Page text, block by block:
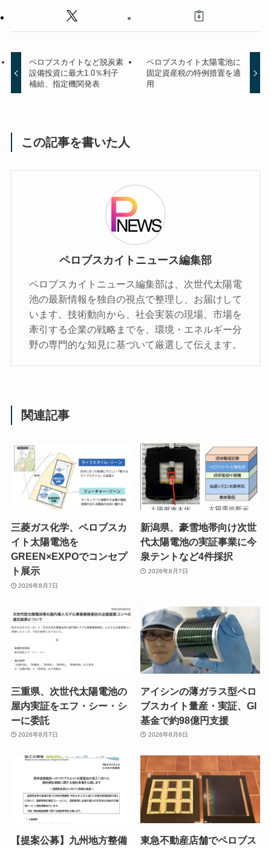
ペロブスカイトなど脱炭素
設備投資に最大1.0％利子
補給、指定機関発表
ペロブスカイト太陽電池に
固定資産税の特例措置を適
用
この記事を書いた人
ペロブスカイトニュース編集部
ペロブスカイトニュース編集部は、次世代太陽電
池の最新情報を独自の視点で整理し、お届けして
います。技術動向から、社会実装の現場、市場を
牽引する企業の戦略までを、環境・エネルギー分
野の専門的な知見に基づいて厳選して伝えます。
関連記事
三菱ガス化学、ペロブスカ
イト太陽電池を
GREEN×EXPOでコンセプ
ト展示
2026年8月7日
新潟県、豪雪地帯向け次世
代太陽電池の実証事業に今
泉テントなど4件採択
2026年8月7日
三重県、次世代太陽電池の
屋内実証をエフ・シー・シ
ーに委託
2026年8月7日
アイシンの薄ガラス型ペロ
ブスカイト量産・実証、GI
基金で約98億円支援
2026年8月6日
【提案公募】九州地方整備
東急不動産店舗でペロブス